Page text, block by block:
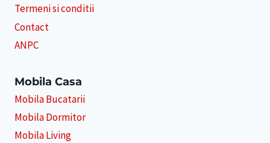
Termeni si conditii
Contact
ANPC
Mobila Casa
Mobila Bucatarii
Mobila Dormitor
Mobila Living